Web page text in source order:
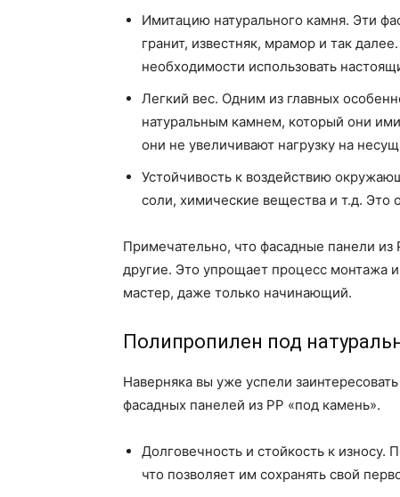
Имитацию натурального камня. Эти
гранит, известняк, мрамор и так
необходимости использовать
Легкий вес. Одним из главных
натуральным камнем, который они
они не увеличивают нагрузку на
Устойчивость к воздействию
соли, химические вещества и т.д. Это
Примечательно, что фасадные панели
другие. Это упрощает процесс монтажа
мастер, даже только начинающий.
Полипропилен под
Наверняка вы уже успели
фасадных панелей из РР «под камень».
Долговечность и стойкость к
что позволяет им сохранять свой